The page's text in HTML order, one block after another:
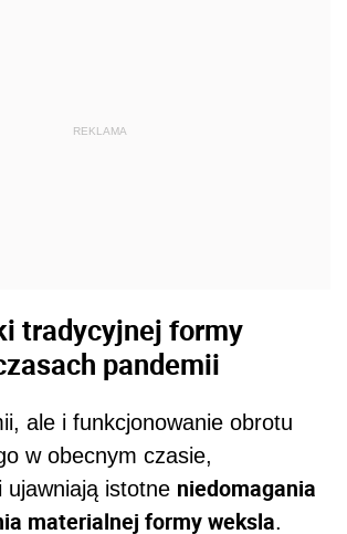
REKLAMA
tradycyjnej formy
pandemii
ale i funkcjonowanie obrotu
w obecnym czasie,
ujawniają istotne niedomagania
materialnej formy weksla.